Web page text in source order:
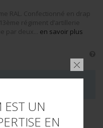
UN
EN
RAL. Confectionné en drap
régiment d’artillerie
par deux... en savoir plus